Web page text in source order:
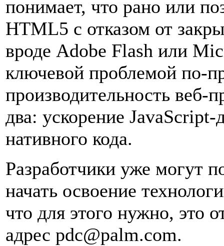
понимает, что рано или
HTML5 с отказом от
вроде Adobe Flash или
ключевой проблемой по-
производительность веб-
два: ускорение
нативного кода.
Разработчики уже могут
начать освоение
что для этого нужно, это
адрес pdc@palm.com.